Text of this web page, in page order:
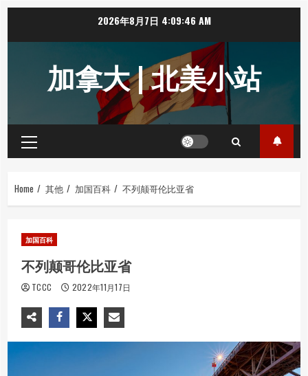
2026年8月7日 4:09:46 AM
加拿大 | 北美小站
Primary
Menu
Home 其他 加国百科 不列颠哥伦比亚省
加国百科
不列颠哥伦比亚省
TCCC 2022年11月17日